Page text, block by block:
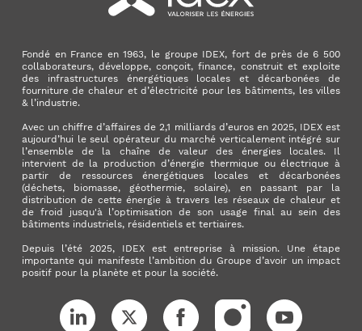
Fondé en France en 1963, le groupe IDEX, fort de près de 6 500
collaborateurs, développe, conçoit, finance, construit et exploite
des infrastructures énergétiques locales et décarbonées de
fourniture de chaleur et d’électricité pour les bâtiments, les villes
& l’industrie.
Avec un chiffre d’affaires de 2,1 milliards d’euros en 2025, IDEX est
aujourd’hui le seul opérateur du marché verticalement intégré sur
l’ensemble de la chaîne de valeur des énergies locales. Il
intervient de la production d’énergie thermique ou électrique à
partir de ressources énergétiques locales et décarbonées
(déchets, biomasse, géothermie, solaire), en passant par la
distribution de cette énergie à travers les réseaux de chaleur et
de froid jusqu'à l’optimisation de son usage final au sein des
bâtiments industriels, résidentiels et tertiaires.
Depuis l’été 2025, IDEX est entreprise à mission. Une étape
importante qui manifeste l’ambition du Groupe d’avoir un impact
positif pour la planète et pour la société.
LinkedIn X (ex. Twitter)FacebookInstagram